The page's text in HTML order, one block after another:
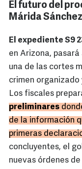
El futuro del
Márida
El expediente S9
en Arizona,
una de las cortes
crimen
Los fiscales
preliminares
de la información
primeras
concluyentes, el
nuevas órdenes